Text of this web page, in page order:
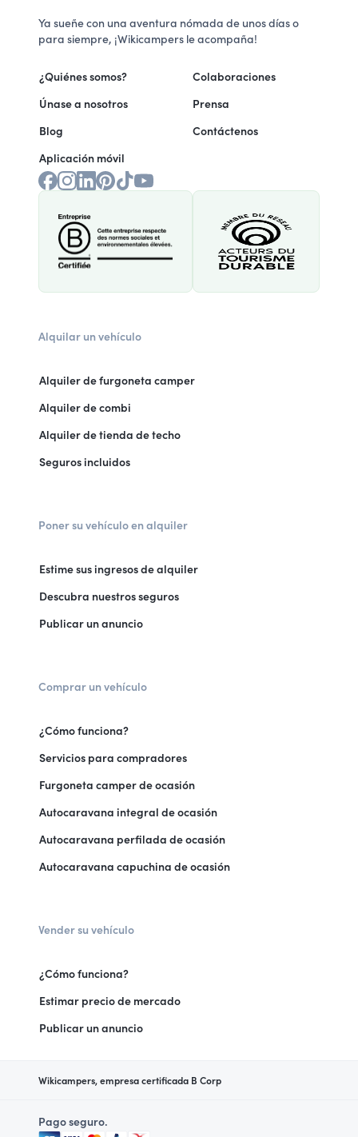
Ya sueñe con una aventura nómada de unos días o
para siempre, ¡Wikicampers le acompaña!
¿Quiénes somos?
Únase a nosotros
Blog
Aplicación móvil
Colaboraciones
Prensa
Contáctenos
Alquilar un vehículo
Alquiler de furgoneta camper
Alquiler de combi
Alquiler de tienda de techo
Seguros incluidos
Poner su vehículo en alquiler
Estime sus ingresos de alquiler
Descubra nuestros seguros
Publicar un anuncio
Comprar un vehículo
¿Cómo funciona?
Servicios para compradores
Furgoneta camper de ocasión
Autocaravana integral de ocasión
Autocaravana perfilada de ocasión
Autocaravana capuchina de ocasión
Vender su vehículo
¿Cómo funciona?
Estimar precio de mercado
Publicar un anuncio
Wikicampers, empresa certificada B Corp
Pago seguro.